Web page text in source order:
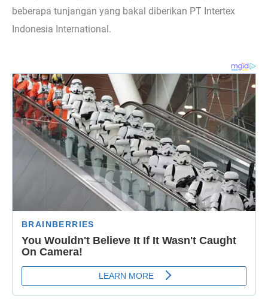
beberapa tunjangan yang bakal diberikan PT Intertex
Indonesia International.